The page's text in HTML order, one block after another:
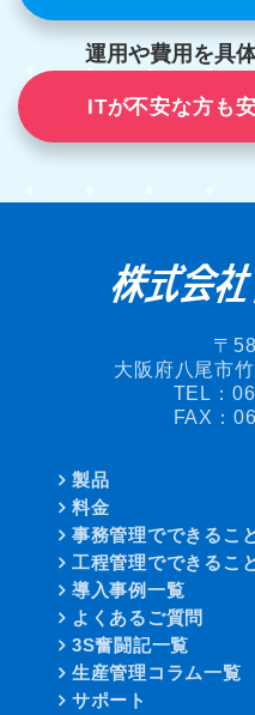
運用や費用を具
ITが不安な方も
〒
大阪府八尾市
TEL：
FAX：
製品
料金
事務管理でできるこ
工程管理でできるこ
導入事例一覧
よくあるご質問
3S奮闘記一覧
生産管理コラム一覧
サポート